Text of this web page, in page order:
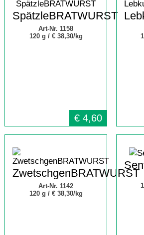
SpätzleBRATWURST
Art-Nr. 1158
120 g / € 38,30/kg
€ 4,60
ZwetschgenBRATWURST
Art-Nr. 1142
120 g / € 38,30/kg